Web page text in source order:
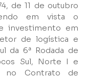
de 11 de outubro
em vista o
investimento em
de logística e
da 6ª Rodada de
Sul, Norte I e
no Contrato de